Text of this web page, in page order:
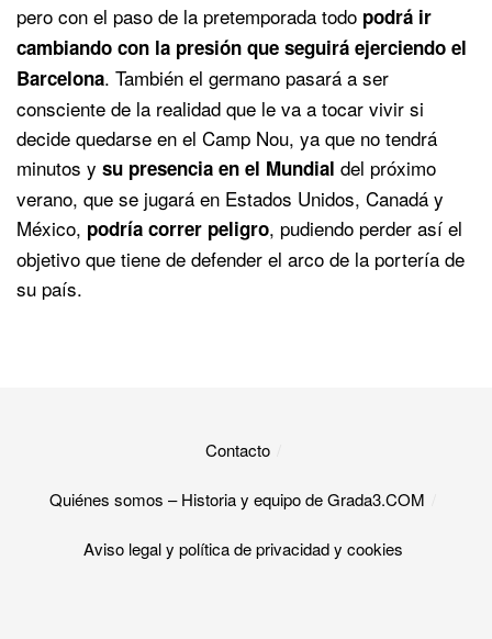
pero con el paso de la pretemporada todo podrá ir
cambiando con la presión que seguirá ejerciendo el
Barcelona. También el germano pasará a ser
consciente de la realidad que le va a tocar vivir si
decide quedarse en el Camp Nou, ya que no tendrá
minutos y su presencia en el Mundial del próximo
verano, que se jugará en Estados Unidos, Canadá y
México, podría correr peligro, pudiendo perder así el
objetivo que tiene de defender el arco de la portería de
su país.
Contacto
Quiénes somos – Historia y equipo de Grada3.COM
Aviso legal y política de privacidad y cookies​